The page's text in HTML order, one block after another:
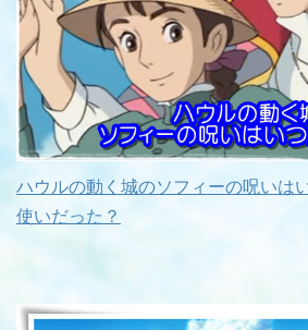
ハウルの動く城のソフィーの呪いは
使いだった？